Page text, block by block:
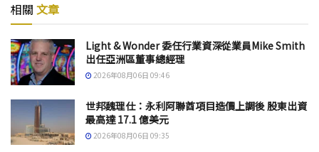
相關 文章
Light & Wonder 委任行業資深從業員Mike Smith
出任亞洲區董事總經理
2026年08月06日 09:46
世邦魏理仕：永利阿聯酋項目造價上調後 股東出資
最高達 17.1 億美元
2026年08月06日 09:35